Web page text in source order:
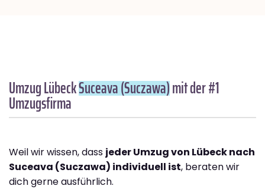
Umzug LübeckSuceava (Suczawa)mit der #1
Umzugsfirma
Weil wir wissen, dass jeder Umzug von Lübeck nach
Suceava (Suczawa) individuell ist, beraten wir
dich gerne ausführlich.